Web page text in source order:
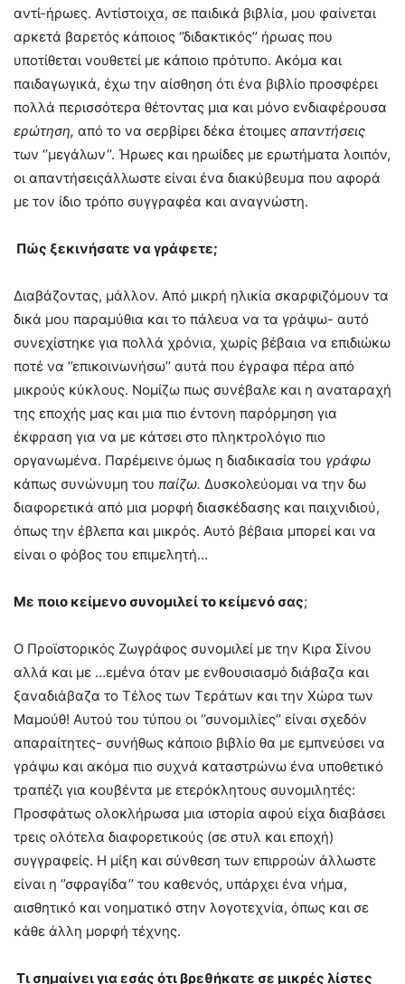
αντί-ήρωες. Αντίστοιχα, σε παιδικά βιβλία, μου φαίνεται
αρκετά βαρετός κάποιος ‘’διδακτικός’’ ήρωας που
υποτίθεται νουθετεί με κάποιο πρότυπο. Ακόμα και
παιδαγωγικά, έχω την αίσθηση ότι ένα βιβλίο προσφέρει
πολλά περισσότερα θέτοντας μια και μόνο ενδιαφέρουσα
ερώτηση, από το να σερβίρει δέκα έτοιμες απαντήσεις
των ‘’μεγάλων’’. Ήρωες και ηρωίδες με ερωτήματα λοιπόν,
οι απαντήσειςάλλωστε είναι ένα διακύβευμα που αφορά
με τον ίδιο τρόπο συγγραφέα και αναγνώστη.
Πώς ξεκινήσατε να γράφετε;
Διαβάζοντας, μάλλον. Από μικρή ηλικία σκαρφιζόμουν τα
δικά μου παραμύθια και το πάλευα να τα γράψω- αυτό
συνεχίστηκε για πολλά χρόνια, χωρίς βέβαια να επιδιώκω
ποτέ να ‘’επικοινωνήσω’’ αυτά που έγραφα πέρα από
μικρούς κύκλους. Νομίζω πως συνέβαλε και η αναταραχή
της εποχής μας και μια πιο έντονη παρόρμηση για
έκφραση για να με κάτσει στο πληκτρολόγιο πιο
οργανωμένα. Παρέμεινε όμως η διαδικασία του γράφω
κάπως συνώνυμη του παίζω. Δυσκολεύομαι να την δω
διαφορετικά από μια μορφή διασκέδασης και παιχνιδιού,
όπως την έβλεπα και μικρός. Αυτό βέβαια μπορεί και να
είναι ο φόβος του επιμελητή…
Με ποιο κείμενο συνομιλεί το κείμενό σας;
Ο Προϊστορικός Ζωγράφος συνομιλεί με την Κιρα Σίνου
αλλά και με …εμένα όταν με ενθουσιασμό διάβαζα και
ξαναδιάβαζα το Τέλος των Τεράτων και την Χώρα των
Μαμούθ! Αυτού του τύπου οι ‘’συνομιλίες’’ είναι σχεδόν
απαραίτητες- συνήθως κάποιο βιβλίο θα με εμπνεύσει να
γράψω και ακόμα πιο συχνά καταστρώνω ένα υποθετικό
τραπέζι για κουβέντα με ετερόκλητους συνομιλητές:
Προσφάτως ολοκλήρωσα μια ιστορία αφού είχα διαβάσει
τρεις ολότελα διαφορετικούς (σε στυλ και εποχή)
συγγραφείς. Η μίξη και σύνθεση των επιρροών άλλωστε
είναι η ‘’σφραγίδα’’ του καθενός, υπάρχει ένα νήμα,
αισθητικό και νοηματικό στην λογοτεχνία, όπως και σε
κάθε άλλη μορφή τέχνης.
Τι σημαίνει για εσάς ότι βρεθήκατε σε μικρές λίστες